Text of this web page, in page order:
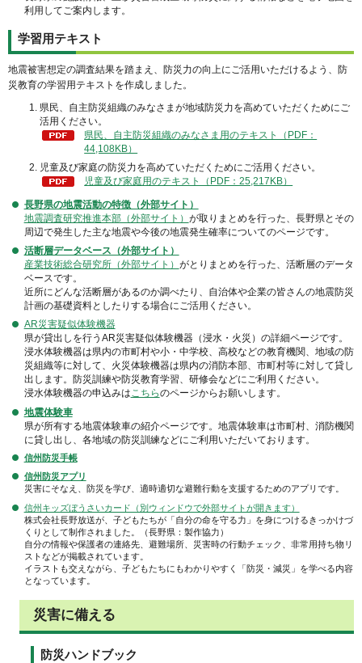
利用してご案内します。
学習用テキスト
地震被害想定の調査結果を踏まえ、防災力の向上にご活用いただけるよう、防
災教育の学習用テキストを作成しました。
県民、自主防災組織のみなさまが地域防災力を高めていただくためにご
活用ください。
県民、自主防災組織のみなさま用のテキスト（PDF：
44,108KB）
児童及び家庭の防災力を高めていただくためにご活用ください。
児童及び家庭用のテキスト（PDF：25,217KB）
長野県の地震活動の特徴（外部サイト）
地震調査研究推進本部（外部サイト） が取りまとめを行った、長野県とその
周辺で発生した主な地震や今後の地震発生確率についてのページです。
活断層データベース（外部サイト）
産業技術総合研究所（外部サイト） がとりまとめを行った、活断層のデータ
ベースです。
近所にどんな活断層があるのか調べたり、自治体や企業の皆さんの地震防災
計画の基礎資料としたりする場合にご活用ください。
AR災害疑似体験機器
県が貸出しを行うAR災害疑似体験機器（浸水・火災）の詳細ページです。
浸水体験機器は県内の市町村や小・中学校、高校などの教育機関、地域の防
災組織等に対して、火災体験機器は県内の消防本部、市町村等に対して貸し
出します。防災訓練や防災教育学習、研修会などにご利用ください。
浸水体験機器の申込みはこちらのページからお願いします。
地震体験車
県が所有する地震体験車の紹介ページです。地震体験車は市町村、消防機関
に貸し出し、各地域の防災訓練などにご利用いただいております。
信州防災手帳
信州防災アプリ
災害にそなえ、防災を学び、適時適切な避難行動を支援するためのアプリです。
信州キッズぼうさいカード（別ウィンドウで外部サイトが開きます）
株式会社長野放送が、子どもたちが「自分の命を守る力」を身につけるきっかけづ
くりとして制作されました。（長野県：製作協力）
自分の情報や保護者の連絡先、避難場所、災害時の行動チェック、非常用持ち物リ
ストなどが掲載されています。
イラストも交えながら、子どもたちにもわかりやすく「防災・減災」を学べる内容
となっています。
災害に備える
防災ハンドブック